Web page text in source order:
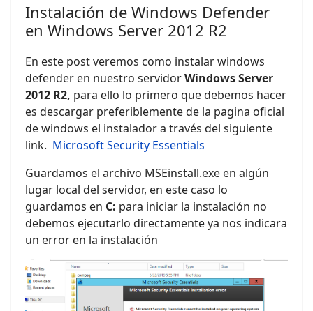
Instalación de Windows Defender
en Windows Server 2012 R2
En este post veremos como instalar windows
defender en nuestro servidorWindows Server
2012 R2, para ello lo primero que debemos hacer
es descargar preferiblemente de la pagina oficial
de windows el instalador a través del siguiente
link. Microsoft Security Essentials
Guardamos el archivo MSEinstall.exe en algún
lugar local del servidor, en este caso lo
guardamos en C: para iniciar la instalación no
debemos ejecutarlo directamente ya nos indicara
un error en la instalación